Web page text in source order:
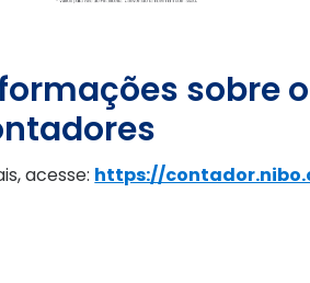
sobre
acesse: https://